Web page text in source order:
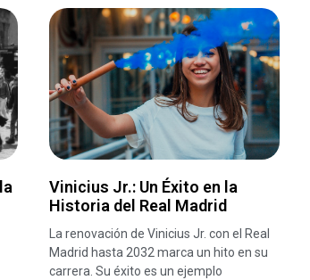
Vinicius Jr.: Un Éxito en la
Historia del Real Madrid
La renovación de Vinicius Jr. con el Real
Madrid hasta 2032 marca un hito en su
carrera. Su éxito es un ejemplo